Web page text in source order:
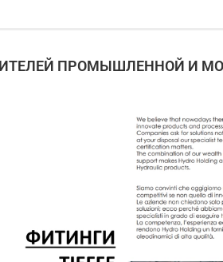
ПРОМЫШЛЕННОЙ И